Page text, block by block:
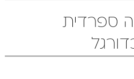
ספרדית